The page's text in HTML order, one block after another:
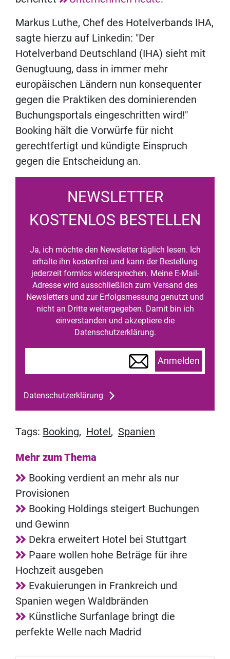
Markus Luthe, Chef des Hotelverbands IHA,
sagte hierzu auf Linkedin: "Der
Hotelverband Deutschland (IHA) sieht mit
Genugtuung, dass in immer mehr
europäischen Ländern nun konsequenter
gegen die Praktiken des dominierenden
Buchungsportals eingeschritten wird!"
Booking hält die Vorwürfe für nicht
gerechtfertigt und kündigte Einspruch
gegen die Entscheidung an.
NEWSLETTER
KOSTENLOS BESTELLEN
Ja, ich möchte den Newsletter täglich lesen. Ich
erhalte ihn kostenfrei und kann der Bestellung
jederzeit formlos widersprechen. Meine E-Mail-
Adresse wird ausschließlich zum Versand des
Newsletters und zur Erfolgsmessung genutzt und
nicht an Dritte weitergegeben. Damit bin ich
einverstanden und akzeptiere die
Datenschutzerklärung.
Anmelden
Datenschutzerklärung
Tags: Booking, Hotel, Spanien
Mehr zum Thema
Booking verdient an mehr als nur
Provisionen
Booking Holdings steigert Buchungen
und Gewinn
Dekra erweitert Hotel bei Stuttgart
Paare wollen hohe Beträge für ihre
Hochzeit ausgeben
Evakuierungen in Frankreich und
Spanien wegen Waldbränden
Künstliche Surfanlage bringt die
perfekte Welle nach Madrid